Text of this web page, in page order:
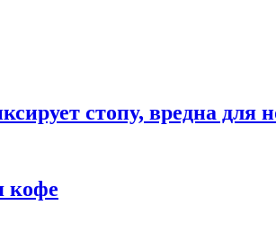
стопу, вредна для
кофе